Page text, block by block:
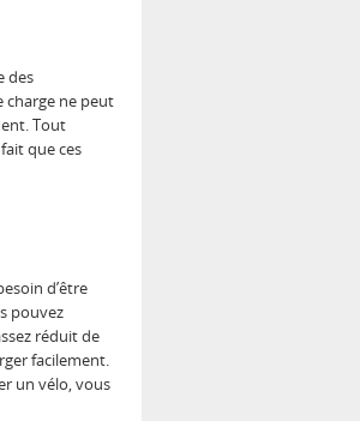
des
charge ne peut
Tout
que ces
d’être
pouvez
réduit de
facilement.
un vélo, vous